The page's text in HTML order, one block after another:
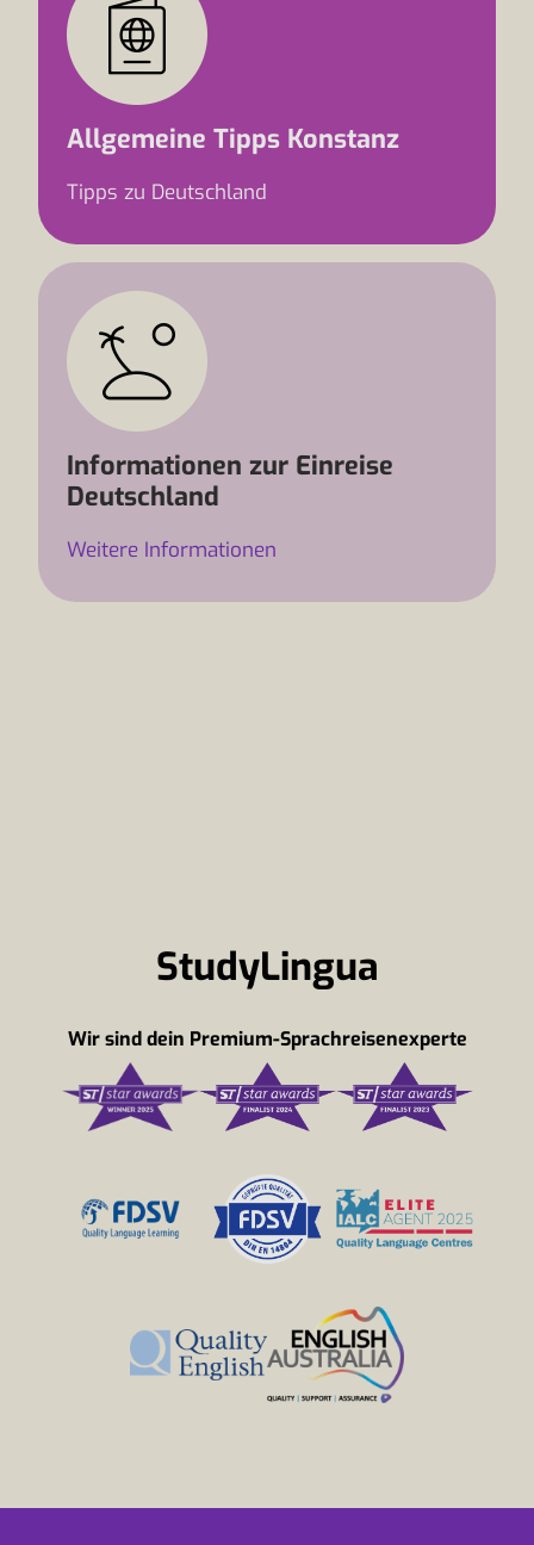
Allgemeine Tipps Konstanz
Tipps zu Deutschland
Informationen zur Einreise
Deutschland
Weitere Informationen
StudyLingua
Wir sind dein Premium-Sprachreisenexperte